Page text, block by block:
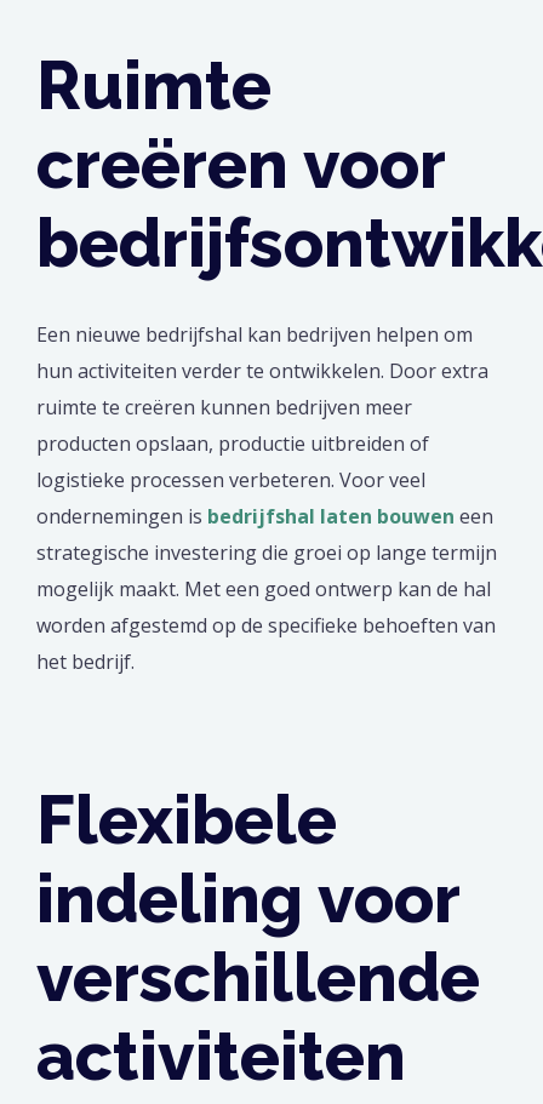
Ruimte
creëren voor
Een nieuwe bedrijfshal kan bedrijven helpen om
hun activiteiten verder te ontwikkelen. Door extra
ruimte te creëren kunnen bedrijven meer
producten opslaan, productie uitbreiden of
logistieke processen verbeteren. Voor veel
ondernemingen is bedrijfshal laten bouwen een
strategische investering die groei op lange termijn
mogelijk maakt. Met een goed ontwerp kan de hal
worden afgestemd op de specifieke behoeften van
het bedrijf.
Flexibele
indeling voor
verschillende
activiteiten